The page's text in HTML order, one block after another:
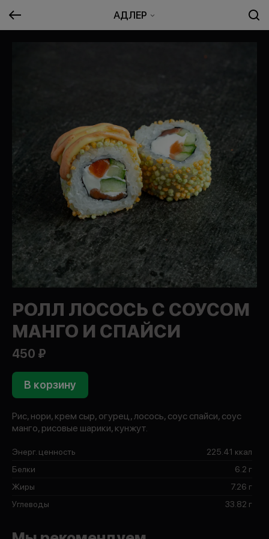
АДЛЕР
РОЛЛ ЛОСОСЬ С СОУСОМ
МАНГО И СПАЙСИ
450 ₽
В корзину
Рис, нори, крем сыр, огурец, лосось, соус спайси, соус
манго, рисовые шарики, кунжут.
Энерг. ценность
225.41 ккал
Белки
6.2 г
Жиры
7.26 г
Углеводы
33.82 г